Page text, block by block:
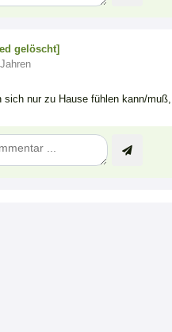
gelöscht]
sich nur zu Hause fühlen kann/